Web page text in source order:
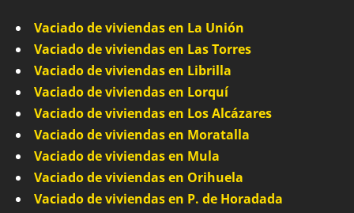
Vaciado de viviendas en La Unión
Vaciado de viviendas en Las Torres
Vaciado de viviendas en Librilla
Vaciado de viviendas en Lorquí
Vaciado de viviendas en Los Alcázares
Vaciado de viviendas en Moratalla
Vaciado de viviendas en Mula
Vaciado de viviendas en Orihuela
Vaciado de viviendas en P. de Horadada